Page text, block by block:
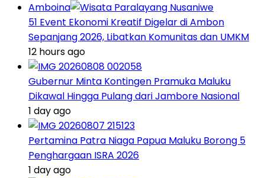
Amboina
51 Event Ekonomi Kreatif Digelar di Ambon
Sepanjang 2026, Libatkan Komunitas dan UMKM
12 hours ago
Gubernur Minta Kontingen Pramuka Maluku
Dikawal Hingga Pulang dari Jambore Nasional
1 day ago
Pertamina Patra Niaga Papua Maluku Borong 5
Penghargaan ISRA 2026
1 day ago